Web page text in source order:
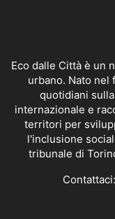
Eco dalle Città è un
urbano. Nato nel
quotidiani
internazionale e
territori per
l'inclusione
tribunale di
Contattaci: